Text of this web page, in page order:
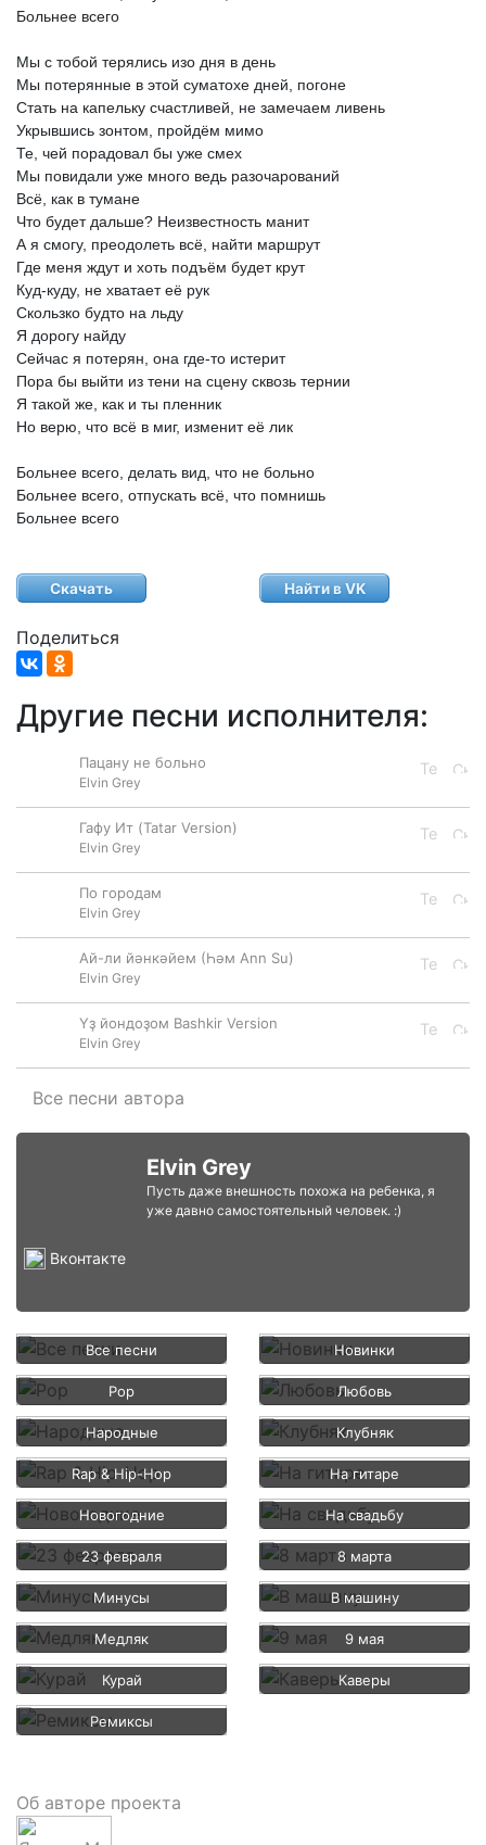
Больнее всего
Мы с тобой терялись изо дня в день
Мы потерянные в этой суматохе дней,
погоне
Стать на капельку счастливей, не замечаем ливень
Укрывшись зонтом, пройдём мимо
Те, чей порадовал бы уже смех
Мы повидали уже много ведь разочарований
Всё, как в тумане
Что будет дальше? Неизвестность манит
А я смогу, преодолеть всё, найти маршрут
Где меня ждут и хоть подъём будет крут
Куд-куду, не хватает её рук
Скользко будто на льду
Я дорогу найду
Сейчас я потерян, она где-то истерит
Пора бы выйти из тени на сцену сквозь тернии
Я такой же, как и ты пленник
Но верю, что всё в миг, изменит её лик
Больнее всего, делать вид, что не больно
Больнее всего, отпускать всё, что помнишь
Больнее всего
Скачать Найти в VK
Поделиться
Другие песни исполнителя:
Пацану не больно
Elvin Grey
Гафу Ит (Tatar Version)
Elvin Grey
По городам
Elvin Grey
Ай-ли йәнкәйем (Һәм Ann Su)
Elvin Grey
Үҙ йондоҙом Bashkir Version
Elvin Grey
Все песни автора
Elvin Grey
Пусть даже внешность похожа на ребенка, я
уже давно самостоятельный человек. :)
Вконтакте
Все песни Новинки
Pop Любовь
Народные Клубняк
Rap & Hip-Hop На гитаре
Новогодние На свадьбу
23 февраля 8 марта
Минусы В машину
Медляк 9 мая
Курай Каверы
Ремиксы
Об авторе проекта